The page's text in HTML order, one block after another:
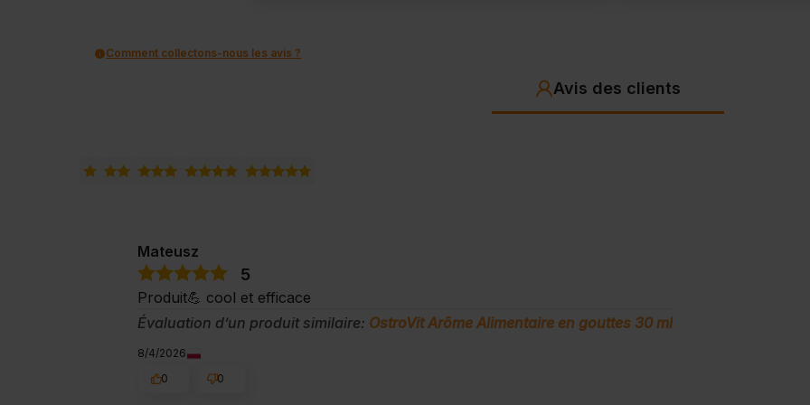
Comment collectons-nous les avis ?
Avis des clients
Mateusz
5
Produit💪 cool et efficace
Évaluation d’un produit similaire: OstroVit Arôme Alimentaire en gouttes 30 ml
8/4/2026
0
0